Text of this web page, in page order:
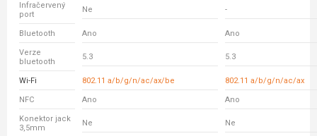
Infračervený
port
Ne -
Bluetooth Ano Ano
Verze
bluetooth
5.3 5.3
Wi-Fi 802.11 a/b/g/n/ac/ax/be 802.11 a/b/g/n/ac/ax
NFC Ano Ano
Konektor jack
3,5mm
Ne Ne